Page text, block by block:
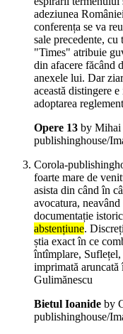
adeziunea
conferența se va
sale precedente, cu
"Times" atribuie
din afacere făcând
anexele lui. Dar
această distingere
adoptarea
Opere 13 by Mihai
publishinghouse/
Corola-
foarte mare de
asista din când în
avocatura,
documentație
abstențiune.
știa exact în ce
întîmplare,
imprimată aruncată
Gulimănescu
Bietul Ioanide by
publishinghouse/